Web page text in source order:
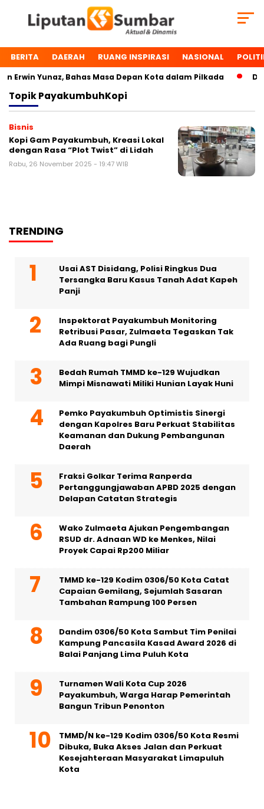
BERITA DAERAH RUANG INSPIRASI NASIONAL
Yunaz, Bahas Masa Depan Kota dalam Pilkada
TopikPayakumbuhKopi
Bisnis
Kopi Gam Payakumbuh, Kreasi Lokal
dengan Rasa “Plot Twist” di Lidah
Rabu, 26 November 2025 - 19:47 WIB
TRENDING
Usai AST Disidang, Polisi Ringkus Dua
Tersangka Baru Kasus Tanah Adat Kapeh
Panji
Inspektorat Payakumbuh Monitoring
Retribusi Pasar, Zulmaeta Tegaskan Tak
Ada Ruang bagi Pungli
Bedah Rumah TMMD ke-129 Wujudkan
Mimpi Misnawati Miliki Hunian Layak Huni
Pemko Payakumbuh Optimistis Sinergi
dengan Kapolres Baru Perkuat Stabilitas
Keamanan dan Dukung Pembangunan
Daerah
Fraksi Golkar Terima Ranperda
Pertanggungjawaban APBD 2025 dengan
Delapan Catatan Strategis
Wako Zulmaeta Ajukan Pengembangan
RSUD dr. Adnaan WD ke Menkes, Nilai
Proyek Capai Rp200 Miliar
TMMD ke-129 Kodim 0306/50 Kota Catat
Capaian Gemilang, Sejumlah Sasaran
Tambahan Rampung 100 Persen
Dandim 0306/50 Kota Sambut Tim Penilai
Kampung Pancasila Kasad Award 2026 di
Balai Panjang Lima Puluh Kota
Turnamen Wali Kota Cup 2026
Payakumbuh, Warga Harap Pemerintah
Bangun Tribun Penonton
TMMD/N ke-129 Kodim 0306/50 Kota Resmi
Dibuka, Buka Akses Jalan dan Perkuat
Kesejahteraan Masyarakat Limapuluh
Kota